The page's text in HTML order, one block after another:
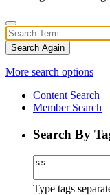
Search Again
More search options
Content Search
Member Search
Search By
Type tags